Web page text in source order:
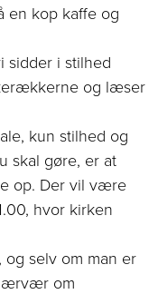
en kop kaffe og
sidder i stilhed
og læser
kun stilhed og
skal gøre, er at
op. Der vil være
hvor kirken
selv om man er
om